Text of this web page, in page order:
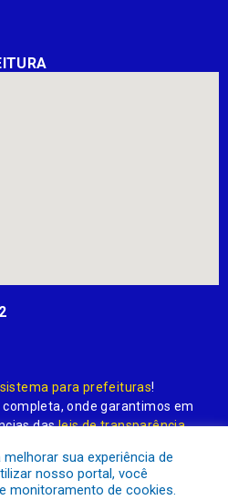
sistema para prefeituras!
completa, onde garantimos em
dasleis de transparência
Transparência Pública
sua experiência de
nosso portal, você
monitoramento de cookies.